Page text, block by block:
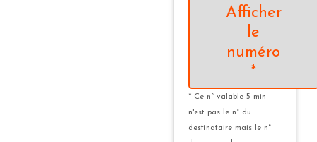
Afficher
le
numéro
*
* Ce n° valable 5 min
n'est pas le n° du
destinataire mais le n°